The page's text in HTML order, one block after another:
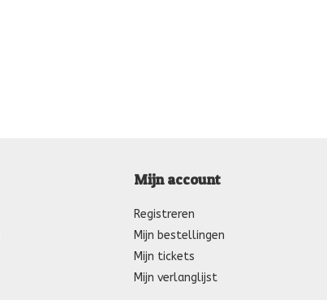
Mijn account
Registreren
Mijn bestellingen
Mijn tickets
Mijn verlanglijst